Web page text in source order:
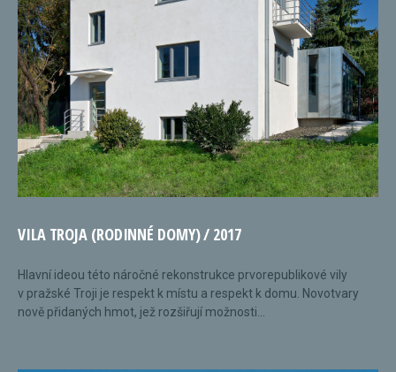
VILA TROJA (RODINNÉ DOMY) / 2017
Hlavní ideou této náročné rekonstrukce prvorepublikové vily
v pražské Troji je respekt k místu a respekt k domu. Novotvary
nově přidaných hmot, jež rozšiřují možnosti...